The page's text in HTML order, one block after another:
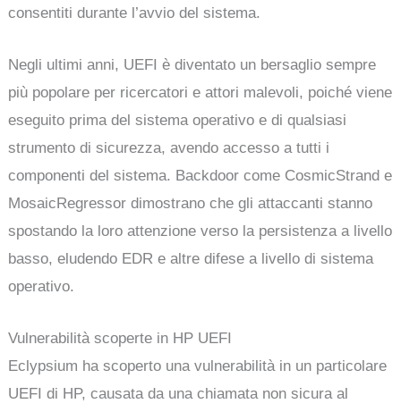
consentiti durante l’avvio del sistema.
Negli ultimi anni, UEFI è diventato un bersaglio sempre
più popolare per ricercatori e attori malevoli, poiché viene
eseguito prima del sistema operativo e di qualsiasi
strumento di sicurezza, avendo accesso a tutti i
componenti del sistema. Backdoor come CosmicStrand e
MosaicRegressor dimostrano che gli attaccanti stanno
spostando la loro attenzione verso la persistenza a livello
basso, eludendo EDR e altre difese a livello di sistema
operativo.
Vulnerabilità scoperte in HP UEFI
Eclypsium ha scoperto una vulnerabilità in un particolare
UEFI di HP, causata da una chiamata non sicura al